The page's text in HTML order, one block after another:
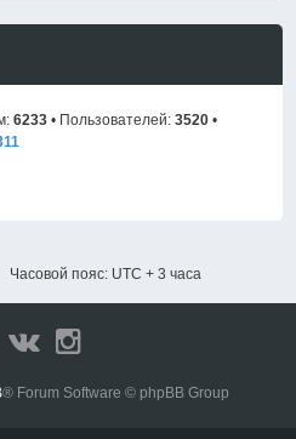
6233 • Пользователей:3520 •
Часовой пояс: UTC + 3 часа
® Forum Software © phpBB Group